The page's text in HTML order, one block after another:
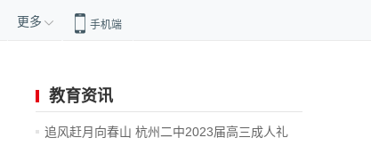
更多 手机端
教育资讯
追风赶月向春山 杭州二中2023届高三成人礼